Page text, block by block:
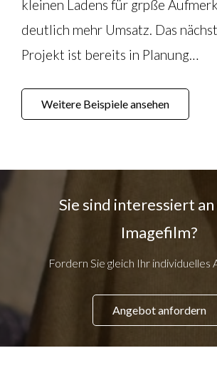
kleinen Ladens für grpße
deutlich mehr Umsatz. Das
Projekt ist bereits in Planung…
Weitere Beispiele ansehen
Sie sind interessiert
Imagefilm?
Fordern Sie gleich Ihr individuelles
Angebot anfordern